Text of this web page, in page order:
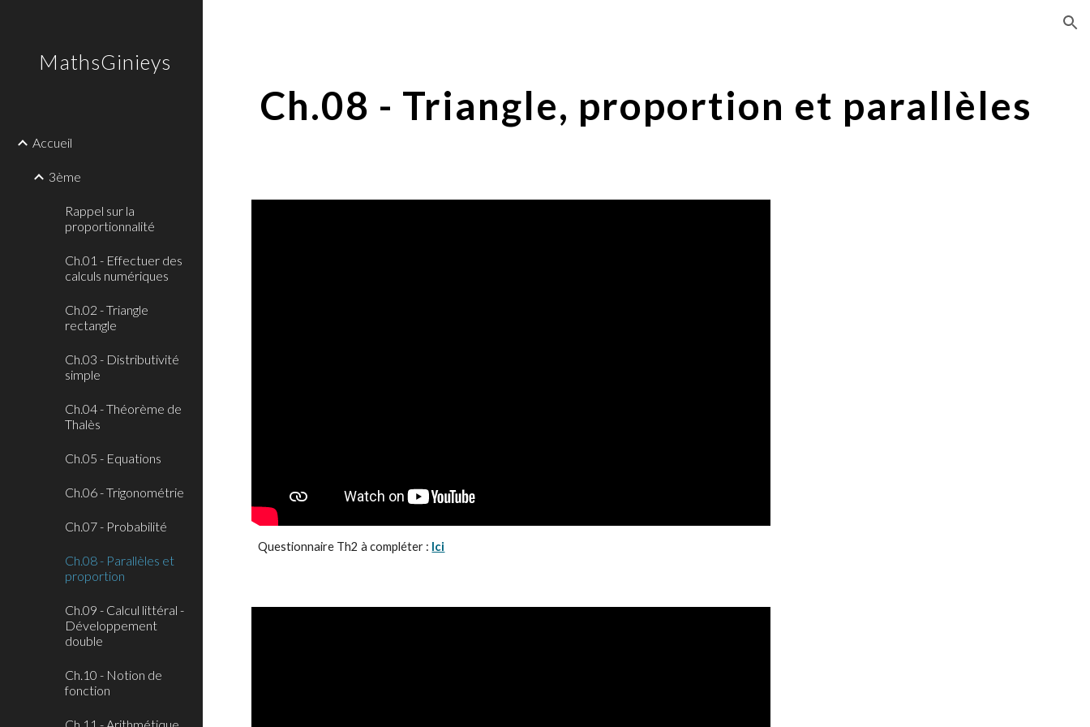
MathsGinieys
Accueil
3ème
Rappel sur la
proportionnalité
Ch.01 - Effectuer des
calculs numériques
Ch.02 - Triangle
rectangle
Ch.03 - Distributivité
simple
Ch.04 - Théorème de
Thalès
Ch.05 - Equations
Ch.06 - Trigonométrie
Ch.07 - Probabilité
Ch.08 - Parallèles et
proportion
Ch.09 - Calcul littéral -
Développement
double
Ch.10 - Notion de
fonction
Ch.08 - Triangle, proportion et parallèles
Questionnaire Th2 à compléter : Ici